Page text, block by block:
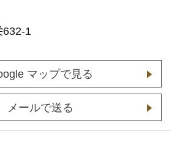
グルメサイトへ
こちら)
予約
632-1
マップで見る
メールで送る